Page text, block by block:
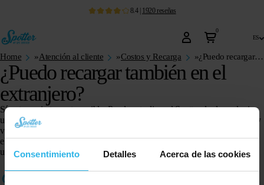
Consentimiento Detalles Acerca de las cookies
8.4| 1920 reseñas
0
es
Home »Atención al cliente »Costos y Recarga » ¿Puedo recargar también en el extranjero?
¿Puedo recargar también en el
extranjero?
Sí, esto es ciertamente posible. Puede actualizar el Spotter desde cualquier
ubicación con una conexión a Internet. Inicia sesión en su
y
ve el encabezado «recargar» en el lado izquierdo de la pantalla. Puedes
elegir entre un crédito a 3, 6, 12 o 24 meses. El Spotter también se puede
utilizaren toda Europa .